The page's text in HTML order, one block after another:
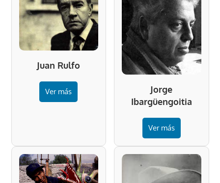
Juan Rulfo
Ver más
Jorge
Ibargüengoitia
Ver más